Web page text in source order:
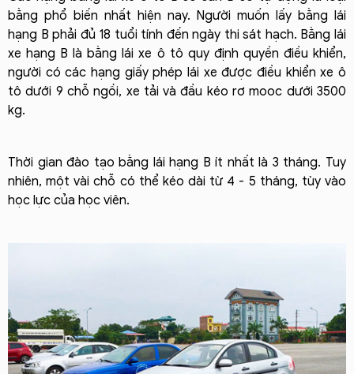
bằng phổ biến nhất hiện nay. Người muốn lấy bằng lái
hạng B phải đủ 18 tuổi tính đến ngày thi sát hạch. Bằng lái
xe hạng B là bằng lái xe ô tô quy định quyền điều khiển,
người có các hạng giấy phép lái xe được điều khiển xe ô
tô dưới 9 chỗ ngồi, xe tải và đầu kéo rơ mooc dưới 3500
kg.
Thời gian đào tạo bằng lái hạng B ít nhất là 3 tháng. Tuy
nhiên, một vài chỗ có thể kéo dài từ 4 - 5 tháng, tùy vào
học lực của học viên.